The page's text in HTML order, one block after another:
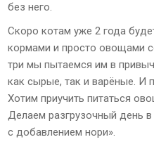
без него.
Скоро котам уже 2 года
кормами и просто овощами
три мы пытаемся им в
как сырые, так и варёные. И
Хотим приучить питаться
Делаем разгрузочный день
с добавлением нори».